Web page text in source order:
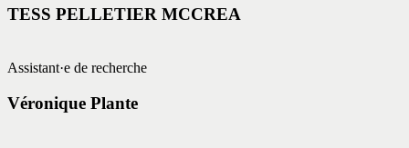
TESS PELLETIER MCCREA
Assistant·e de recherche
Véronique Plante